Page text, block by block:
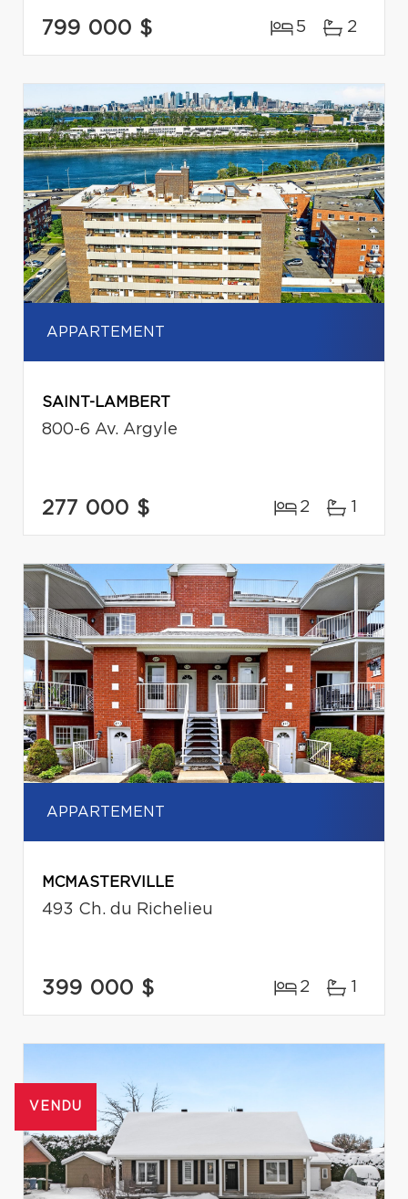
799 000 $ 5 2
APPARTEMENT
SAINT-LAMBERT
800-6 Av. Argyle
277 000 $ 2 1
APPARTEMENT
MCMASTERVILLE
493 Ch. du Richelieu
399 000 $ 2 1
VENDU